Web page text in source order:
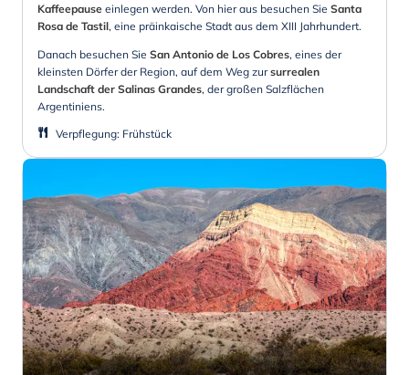
Kaffeepause einlegen werden. Von hier aus besuchen Sie Santa
Rosa de Tastil, eine präinkaische Stadt aus dem XIII Jahrhundert.
Danach besuchen Sie San Antonio de Los Cobres, eines der
kleinsten Dörfer der Region, auf dem Weg zursurrealen
Landschaft der Salinas Grandes, der großen Salzflächen
Argentiniens.
Verpflegung: Frühstück